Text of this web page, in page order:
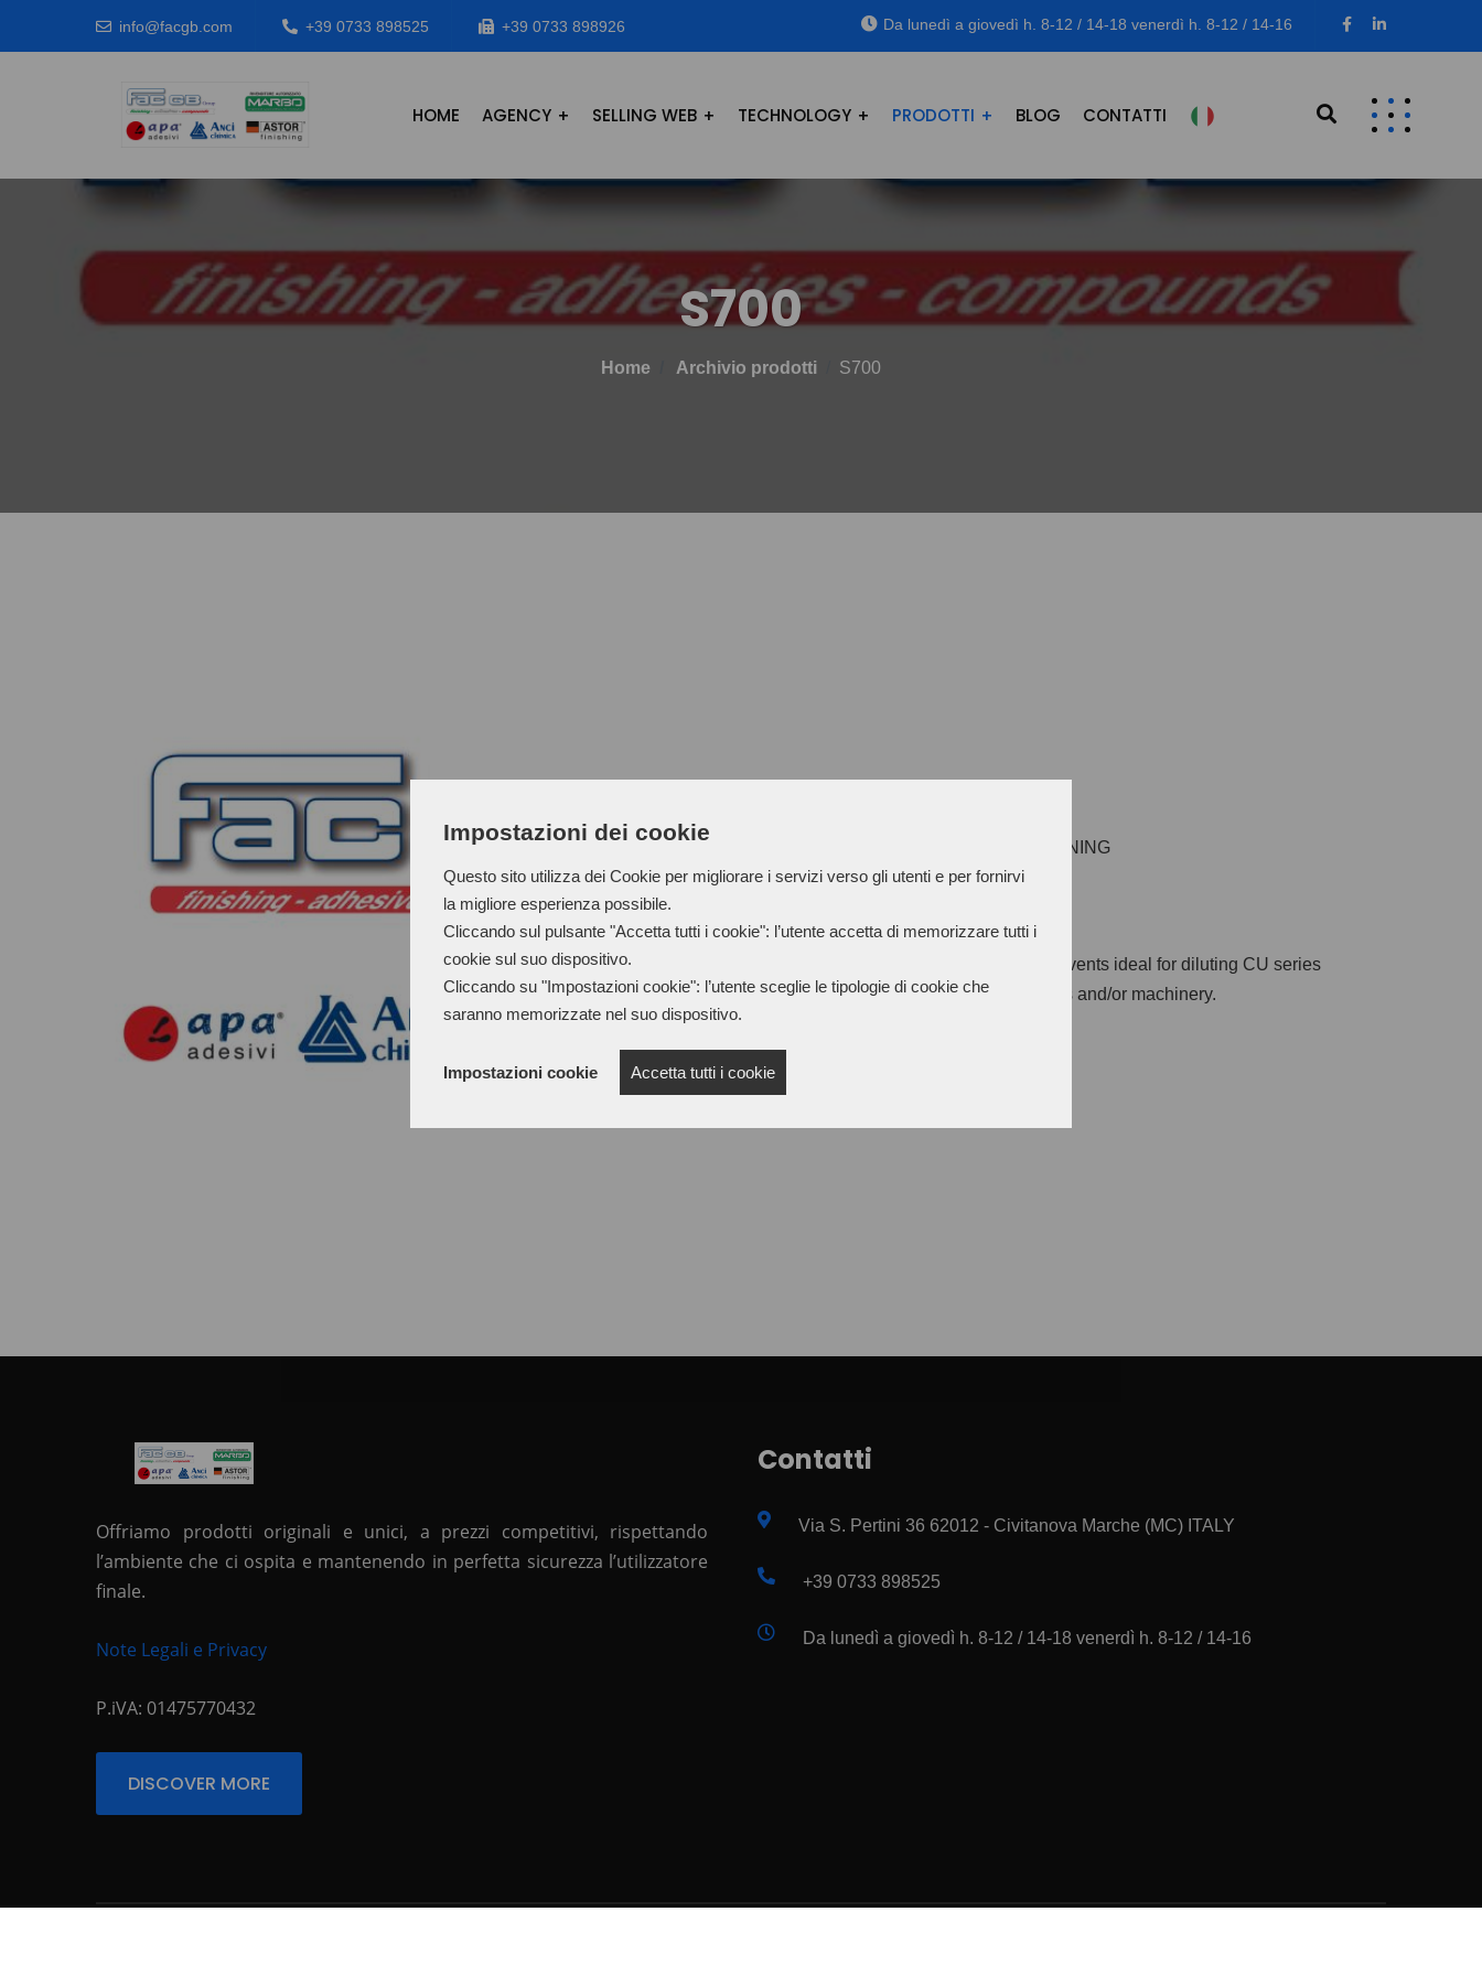
Impostazioni dei cookie
Questo sito utilizza dei Cookie per migliorare i servizi verso gli utenti e per fornirvi
la migliore esperienza possibile.
Cliccando sul pulsante "Accetta tutti i cookie": l’utente accetta di memorizzare tutti i
cookie sul suo dispositivo.
Cliccando su "Impostazioni cookie": l’utente sceglie le tipologie di cookie che
saranno memorizzate nel suo dispositivo.
Impostazioni cookie Accetta tutti i cookie
info@facgb.com +39 0733 898525 +39 0733 898926 Da lunedì a giovedì h. 8-12 / 14-18 venerdì h. 8-12 / 14-16
HOME AGENCY SELLING WEB TECHNOLOGY PRODOTTI BLOG CONTATTI
S700
Home Archivio prodotti S700
SOLVENT FOR CLEANING AND THINNING
S 700 solvent is a mixture of organic solvents ideal for diluting CU series
adhesives and also for cleaning brushes and/or machinery.
Offriamo prodotti originali e unici, a prezzi competitivi, rispettando
l’ambiente che ci ospita e mantenendo in perfetta sicurezza l’utilizzatore
finale.
Note Legali e Privacy
P.iVA: 01475770432
DISCOVER MORE
Contatti
Via S. Pertini 36 62012 - Civitanova Marche (MC) ITALY
+39 0733 898525
Da lunedì a giovedì h. 8-12 / 14-18 venerdì h. 8-12 / 14-16